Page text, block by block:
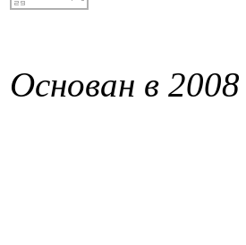
Основан в 2008